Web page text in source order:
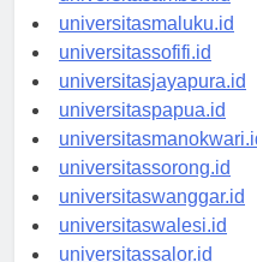
universitasambon.id
universitasmaluku.id
universitassofifi.id
universitasjayapura.id
universitaspapua.id
universitasmanokwari.id
universitassorong.id
universitaswanggar.id
universitaswalesi.id